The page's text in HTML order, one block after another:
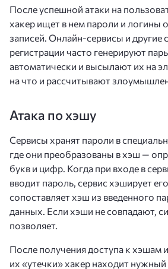
После успешной атаки на
хакер ищет в нем пароли и логины
записей. Онлайн-сервисы и другие
регистрации часто генерируют
автоматически и высылают их на
на что и рассчитывают
Атака по хэшу
Сервисы хранят пароли в
где они преобразованы в хэш —
букв и цифр. Когда при входе в
вводит пароль, сервис хэширует
сопоставляет хэш из введенного
данных. Если хэши не совпадают,
позволяет.
После получения доступа к хэшам
их «утечки» хакер находит